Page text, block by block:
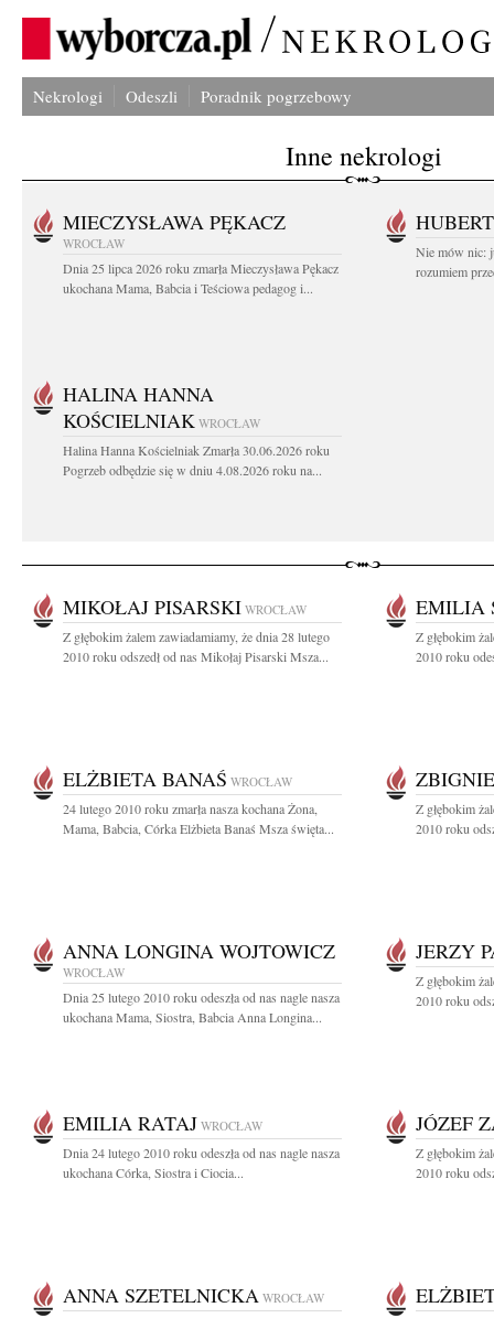
Nekrologi Odeszli Poradnik pogrzebowy
Inne nekrologi
MIECZYSŁAWA PĘKACZ
WROCŁAW
Dnia 25 lipca 2026 roku zmarła Mieczysława Pękacz
ukochana Mama, Babcia i Teściowa pedagog i...
Nie mów nic:
rozumiem
HALINA HANNA
KOŚCIELNIAK WROCŁAW
Halina Hanna Kościelniak Zmarła 30.06.2026 roku
Pogrzeb odbędzie się w dniu 4.08.2026 roku na...
MIKOŁAJ PISARSKI WROCŁAW
Z głębokim żalem zawiadamiamy, że dnia 28 lutego
2010 roku odszedł od nas Mikołaj Pisarski Msza...
EMILIA
Z głębokim
2010 roku
ELŻBIETA BANAŚ WROCŁAW
24 lutego 2010 roku zmarła nasza kochana Żona,
Mama, Babcia, Córka Elżbieta Banaś Msza święta...
Z głębokim
2010 roku
ANNA LONGINA WOJTOWICZ
WROCŁAW
Dnia 25 lutego 2010 roku odeszła od nas nagle nasza
ukochana Mama, Siostra, Babcia Anna Longina...
JERZY
Z głębokim
2010 roku
EMILIA RATAJ WROCŁAW
Dnia 24 lutego 2010 roku odeszła od nas nagle nasza
ukochana Córka, Siostra i Ciocia...
JÓZEF
Z głębokim
2010 roku
ANNA SZETELNICKA WROCŁAW